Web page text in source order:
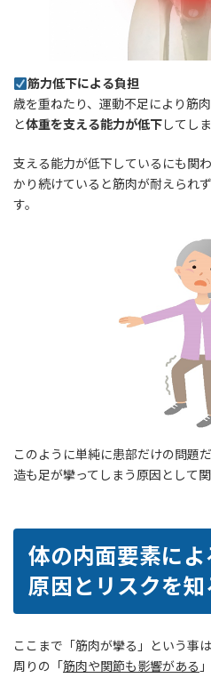
筋力低下による負担
歳を重ねたり、運動不足により筋
と体重を支える能力が低下してし
支える能力が低下しているにも関
かり続けていると筋肉が耐えられ
す。
このように単純に患部だけの問題
造も足が攣ってしまう原因として
体の内面要素によ
原因とリスクを知
ここまで「筋肉が攣る」という事
周りの「 筋肉や関節も影響がある